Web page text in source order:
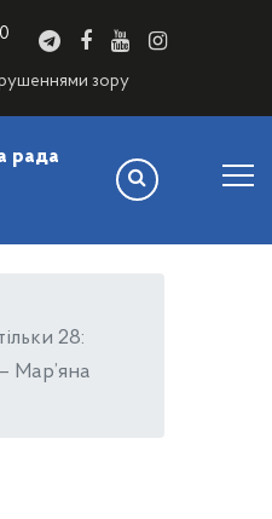
зору
рада
28:
Мар’яна